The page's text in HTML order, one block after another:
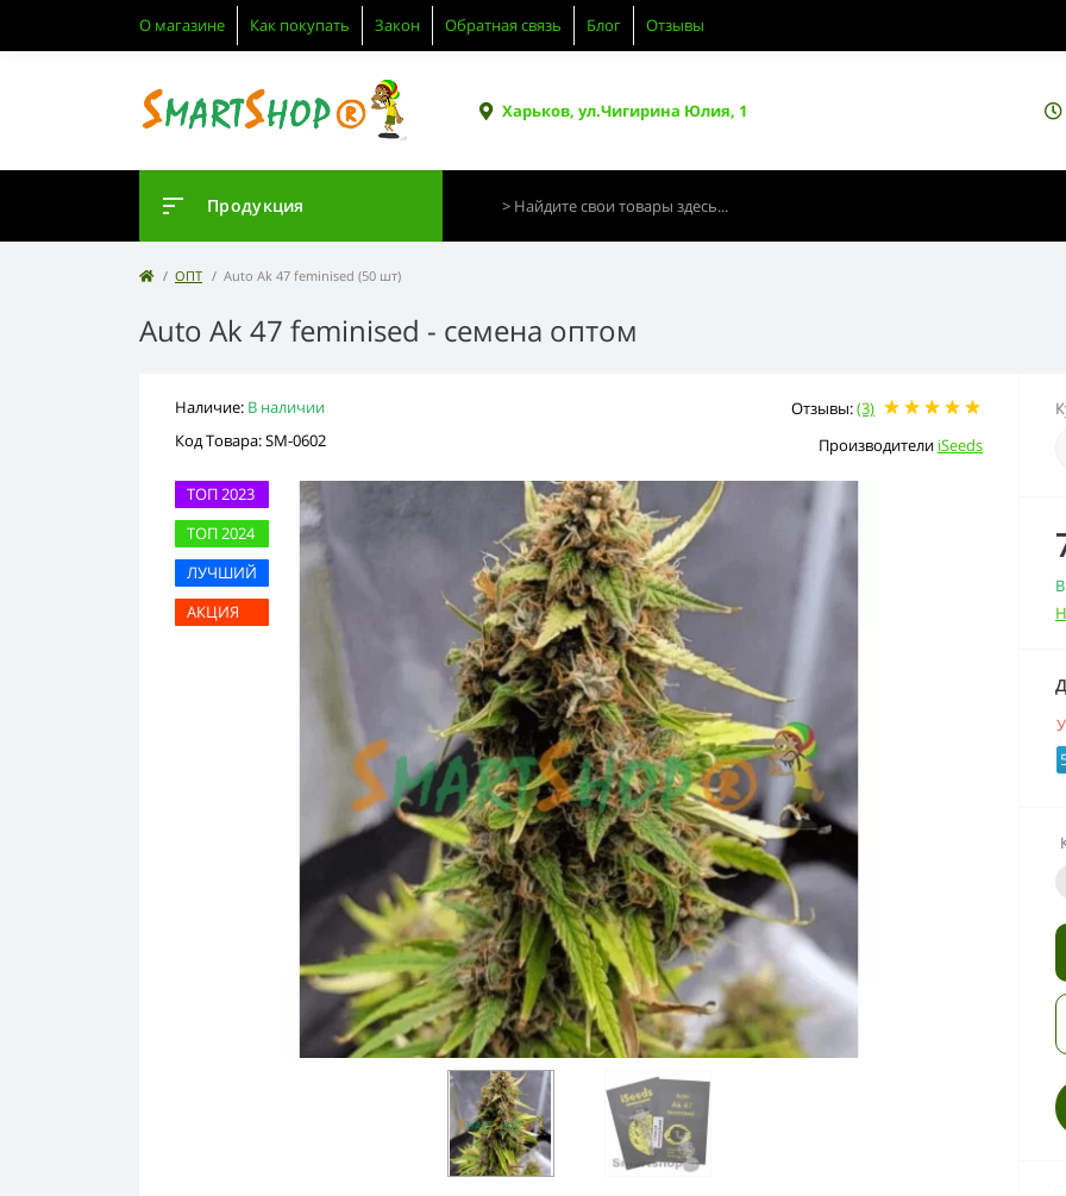
О магазине Как покупать Закон Обратная связь Блог Отзывы
Харьков, ул.Чигирина Юлия, 1
Продукция
ОПТ Auto Ak 47 feminised (50 шт)
Auto Ak 47 feminised - семена оптом
Наличие: В наличии
Код Товара: SM-0602
Отзывы:(3)
Производители iSeeds
ТОП 2023
ТОП 2024
ЛУЧШИЙ
АКЦИЯ